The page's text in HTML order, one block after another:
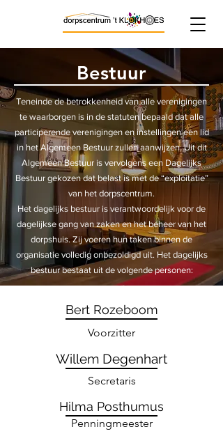
Bestuur
Teneinde de betrokkenheid van alle verenigingen
te waarborgen is in de statuten bepaald dat alle
participerende verenigingen en instellingen een lid
in het Algemeen Bestuur zullen aanwijzen. Uit dit
Algemeen Bestuur is vervolgens een Dagelijks
Bestuur gekozen dat belast is met de “exploitatie”
van het dorpscentrum.
Het dagelijks bestuur is verantwoordelijk voor de
dagelijkse gang van zaken en het beheer van het
dorpshuis. Zij voeren hun taken binnen de
organisatie volledig onbezoldigd uit. Het dagelijks
bestuur bestaat uit de volgende personen:
Bert Rozeboom
Voorzitter
Willem Degenhart
Secretaris
Hilma Posthumus
Penningmeester